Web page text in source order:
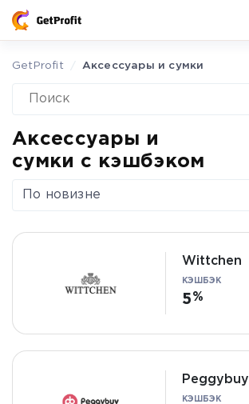
GetProfit Аксессуары и сумки
Аксессуары и
сумки с кэшбэком
По новизне
Wittchen
КЭШБЭК
5
Peggybuy
КЭШБЭК